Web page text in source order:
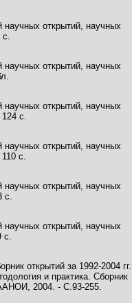
научных открытий, научных
с.
научных открытий, научных
научных открытий, научных
с.
научных открытий, научных
с.
научных открытий, научных
с.
научных открытий, научных
с.
открытий за 1992-2004 гг.
и практика. Сборник
2004. - C.93-255.